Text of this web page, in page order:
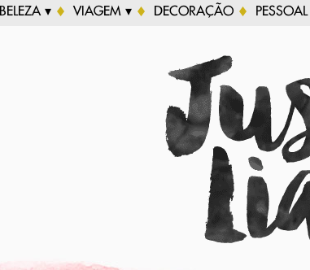
BELEZA ▾ VIAGEM ▾ DECORAÇÃO